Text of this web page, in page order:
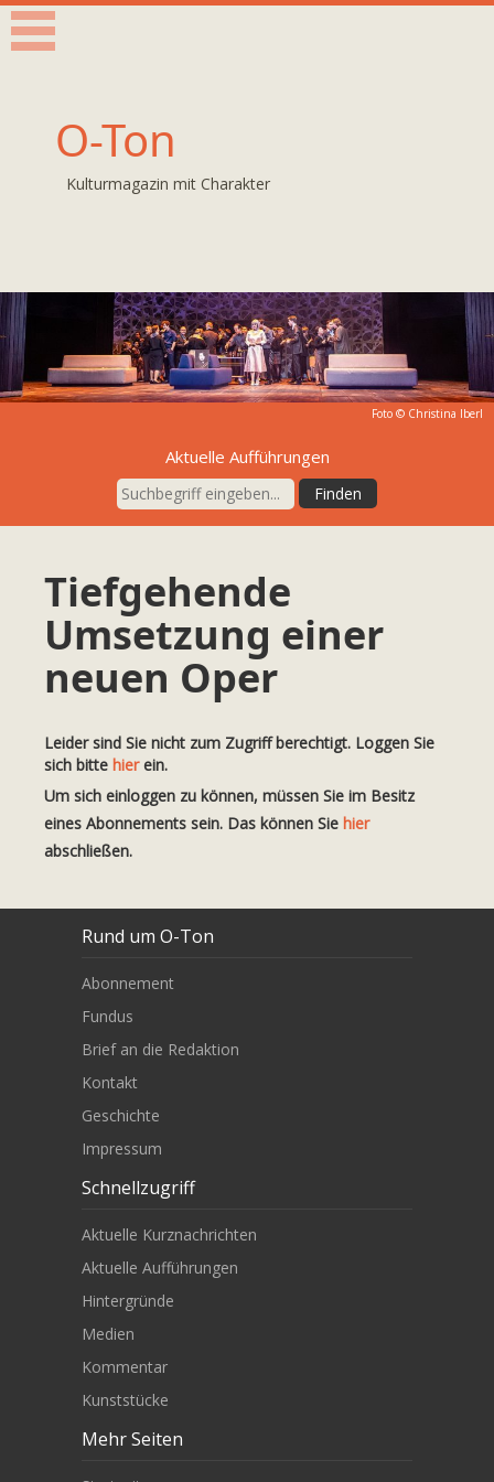
O-Ton
Kulturmagazin mit Charakter
Foto © Christina Iberl
Aktuelle Aufführungen
Tiefgehende
Umsetzung einer
neuen Oper
Leider sind Sie nicht zum Zugriff berechtigt. Loggen Sie
sich bitte hierein.
Um sich einloggen zu können, müssen Sie im Besitz
eines Abonnements sein. Das können Sie hier
abschließen.
Rund um O-Ton
Abonnement
Fundus
Brief an die Redaktion
Kontakt
Geschichte
Impressum
Schnellzugriff
Aktuelle Kurznachrichten
Aktuelle Aufführungen
Hintergründe
Medien
Kommentar
Kunststücke
Mehr Seiten